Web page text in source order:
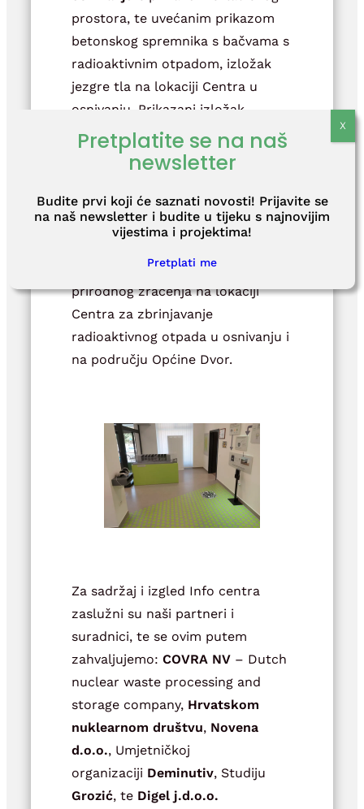
prostora, te uvećanim prikazom
betonskog spremnika s bačvama s
radioaktivnim otpadom, izložak
jezgre tla na lokaciji Centra u
osnivanju. Prikazani izložak
posjetiteljima će dati uvid u sastav
tla do 198 metara dubine na
objašnjenje o sastavu tla u
pojedinim slojevima. Posjetitelji će
o vrijednostima brzine doze
prirodnog zračenja na lokaciji
Centra za zbrinjavanje
radioaktivnog otpada u osnivanju i
na području Općine Dvor.
Za sadržaj i izgled Info centra
zaslužni su naši partneri i
suradnici, te se ovim putem
zahvaljujemo: COVRA NV – Dutch
nuclear waste processing and
storage company, Hrvatskom
nuklearnom društvu, Novena
d.o.o., Umjetničkoj
organizaciji Deminutiv, Studiju
Grozić, te Digel j.d.o.o.
Pretplatite se na naš
newsletter
Budite prvi koji će saznati novosti! Prijavite se
na naš newsletter i budite u tijeku s najnovijim
vijestima i projektima!
Pretplati me